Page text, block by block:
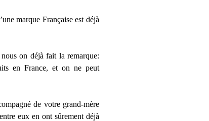
marque Française est déjà
on déjà fait la remarque:
en France, et on ne peut
de votre grand-mère
eux en ont sûrement déjà